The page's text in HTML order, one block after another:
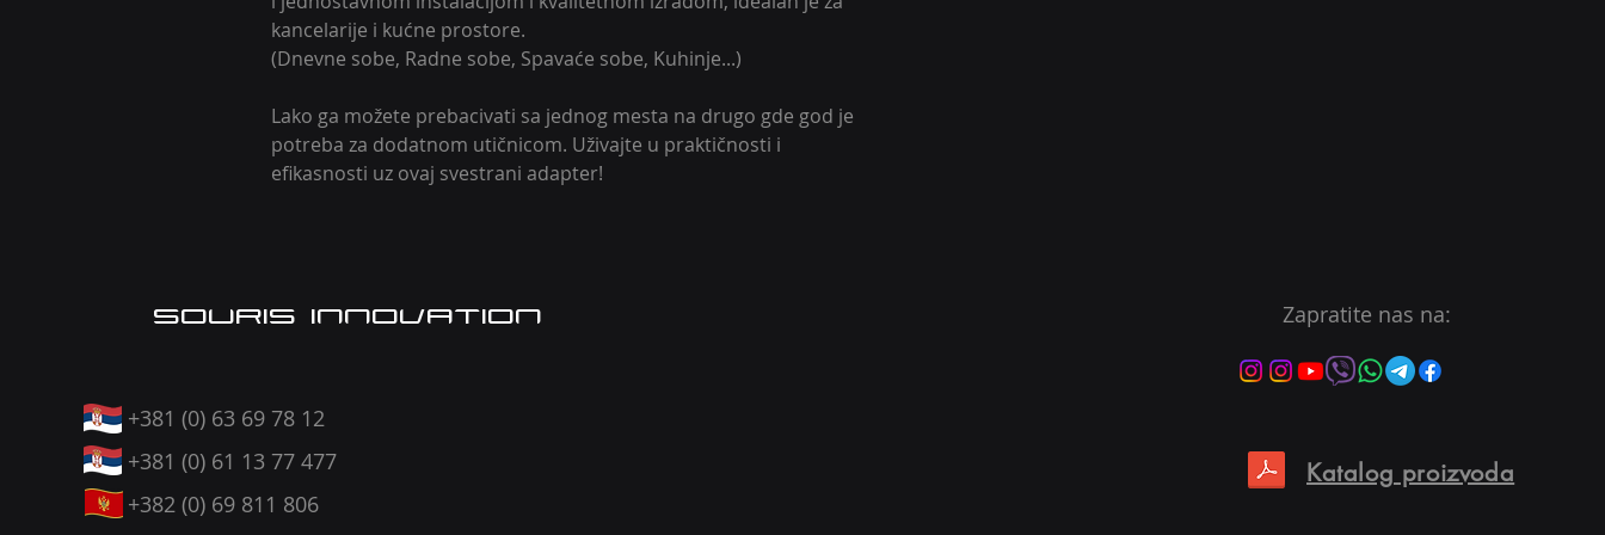
kancelarije i kućne prostore.
(Dnevne sobe, Radne sobe, Spavaće sobe, Kuhinje...)
Lako ga možete prebacivati sa jednog mesta na drugo gde god je
potreba za dodatnom utičnicom. Uživajte u praktičnosti i
efikasnosti uz ovaj svestrani adapter!
SOURIS INNOVATION
+381 (0) 63 69 78 12
+381 (0) 61 13 77 477
+382 (0) 69 811 806
Zapratite nas na:
Katalog proizvoda